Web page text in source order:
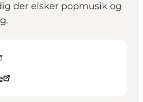
der elsker popmusik og